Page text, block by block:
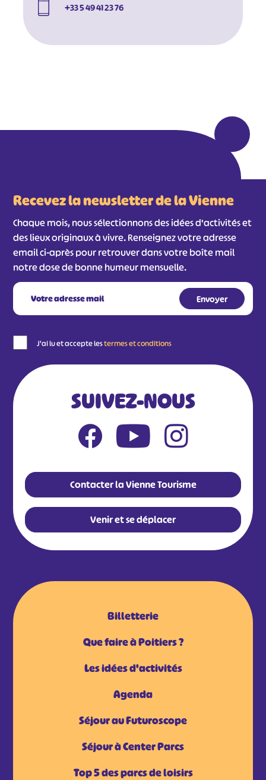
+33 5 49 41 23 76
Recevez la newsletter de la Vienne
Chaque mois, nous sélectionnons des idées d'activités et
des lieux originaux à vivre. Renseignez votre adresse
email ci-après pour retrouver dans votre boîte mail
notre dose de bonne humeur mensuelle.
J'ai lu et accepte lestermes et conditions
SUIVEZ-NOUS
Contacter la Vienne Tourisme
Venir et se déplacer
Billetterie
Que faire à Poitiers ?
Les idées d'activités
Agenda
Séjour au Futuroscope
Séjour à Center Parcs
Top 5 des parcs de loisirs